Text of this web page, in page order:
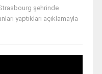
şehrinde
yaptıkları açıklamayla